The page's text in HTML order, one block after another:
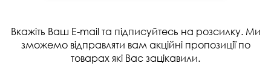
Вкажіть Ваш E-mail та підписуйтесь на розсилку. Ми
зможемо відправляти вам акційні пропозиції по
товарах які Вас зацікавили.